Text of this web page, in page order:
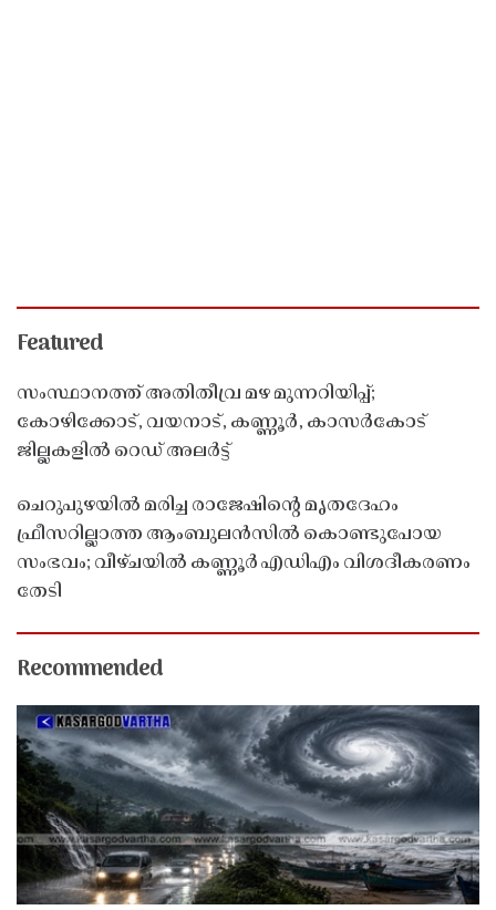
Featured
സംസ്ഥാനത്ത് അതിതീവ്ര മഴ മുന്നറിയിപ്പ്;
കോഴിക്കോട്, വയനാട്, കണ്ണൂർ, കാസർകോട്
ജില്ലകളിൽ റെഡ് അലർട്ട്
ചെറുപുഴയിൽ മരിച്ച രാജേഷിൻ്റെ മൃതദേഹം
ഫ്രീസറില്ലാത്ത ആംബുലൻസിൽ കൊണ്ടുപോയ
സംഭവം; വീഴ്ചയിൽ കണ്ണൂർ എഡിഎം വിശദീകരണം
തേടി
Recommended